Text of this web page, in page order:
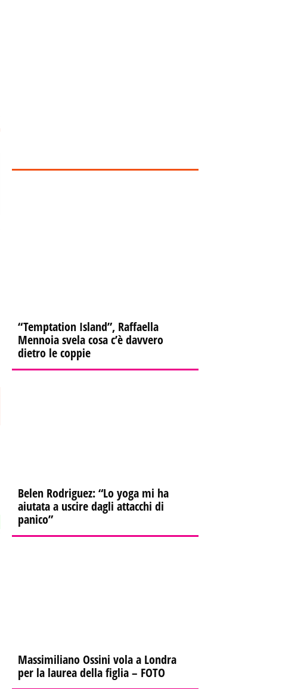
Due furti con spaccata a
“Temptation Island”, Raffaella
Mennoia svela cosa c’è davvero
dietro le coppie
Belen Rodriguez: “Lo yoga mi ha
aiutata a uscire dagli attacchi di
panico”
Massimiliano Ossini vola a Londra
per la laurea della figlia – FOTO